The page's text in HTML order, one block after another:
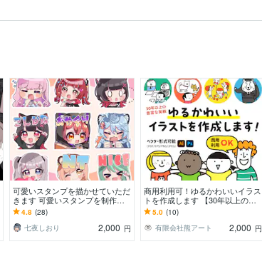
可愛いスタンプを描かせていただ
きます 可愛いスタンプを制作い
たします！
4.8 (28)
七夜しおり
2,000 円
商用利用可！ゆるかわいいイラス
トを作成します 【30年以上の実
績！】書籍の挿絵などにいかがで
しょうか
5.0 (10)
有限会社熊アート
2,000 円